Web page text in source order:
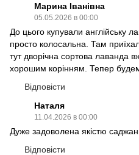
Марина Іванівна
05.05.2026 в 00:00
До цього купували англійську
просто колосальна. Там
тут дворічна сортова лаванда
хорошим корінням. Тепер
Відповісти
Наталя
11.04.2026 в 00:00
Дуже задоволена якістю
Відповісти